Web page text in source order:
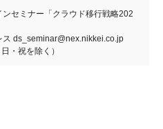
ンセミナー「クラウド移行戦略202
ds_seminar@nex.nikkei.co.jp
・祝を除く）